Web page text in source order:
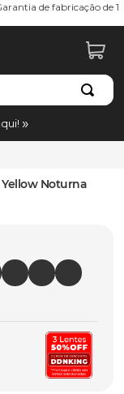
de fabricação de 1
Yellow Noturna